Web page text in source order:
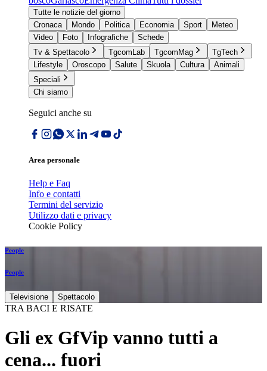
Tutte le notizie del giorno
Cronaca
Mondo Politica Economia Sport
Meteo
Video
Foto Infografiche
Schede
Tv & Spettacolo
TgcomLab TgcomMag
TgTech
Lifestyle
Oroscopo Salute Skuola Cultura
Animali
Speciali
Chi siamo
Seguici anche su
Area personale
Help e Faq
Info e contatti
Termini del servizio
Utilizzo dati e privacy
Cookie Policy
People
People
Televisione Spettacolo
TRA BACI E RISATE
Gli ex GfVip vanno tutti a
cena... fuori